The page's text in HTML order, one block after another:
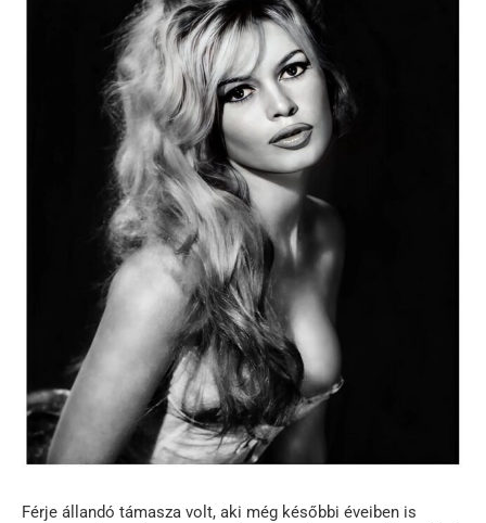
Férje állandó támasza volt, aki még későbbi éveiben is